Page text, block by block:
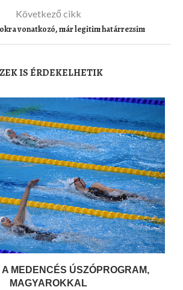
Következő cikk
vonatkozó, már legitim határrezsim
IS ÉRDEKELHETIK
MEDENCÉS ÚSZÓPROGRAM,
MAGYAROKKAL